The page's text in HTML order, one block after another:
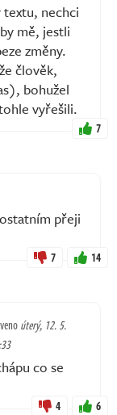
nechci
mě, jestli
změny.
člověk,
bohužel
vyřešili.
7
přeji
7 14
úterý, 12. 5.
co se
4 6